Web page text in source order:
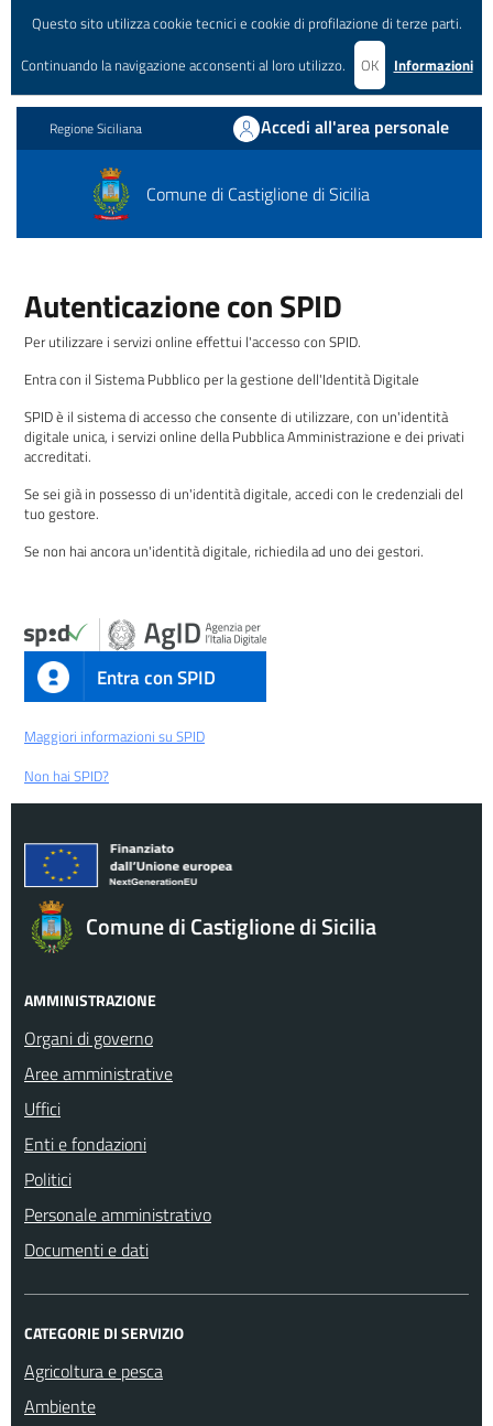
Questo sito utilizza cookie tecnici e cookie di profilazione di terze parti.
Continuando la navigazione acconsenti al loro utilizzo.
OK Informazioni
Regione Siciliana Accedi all'area personale
Comune di Castiglione di Sicilia
Autenticazione con SPID
Per utilizzare i servizi online effettui l'accesso con SPID.
Entra con il Sistema Pubblico per la gestione dell'Identità Digitale
SPID è il sistema di accesso che consente di utilizzare, con un'identità
digitale unica, i servizi online della Pubblica Amministrazione e dei privati
accreditati.
Se sei già in possesso di un'identità digitale, accedi con le credenziali del
tuo gestore.
Se non hai ancora un'identità digitale, richiedila ad uno dei gestori.
Entra con SPID
Maggiori informazioni su SPID
Non hai SPID?
Comune di Castiglione di Sicilia
AMMINISTRAZIONE
Organi di governo
Aree amministrative
Uffici
Enti e fondazioni
Politici
Personale amministrativo
Documenti e dati
CATEGORIE DI SERVIZIO
Agricoltura e pesca
Ambiente